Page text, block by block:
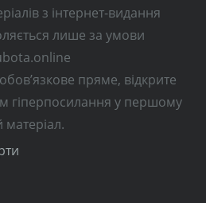
з інтернет-видання
лише за умови
пряме, відкрите
гіперпосилання у першому
матеріал.